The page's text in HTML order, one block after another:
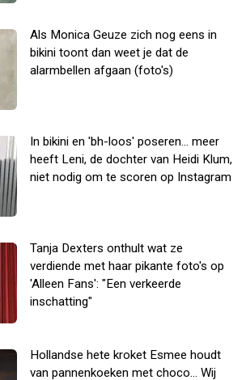
Als Monica Geuze zich nog eens in
bikini toont dan weet je dat de
alarmbellen afgaan (foto's)
In bikini en 'bh-loos' poseren... meer
heeft Leni, de dochter van Heidi Klum,
niet nodig om te scoren op Instagram
Tanja Dexters onthult wat ze
verdiende met haar pikante foto's op
'Alleen Fans': "Een verkeerde
inschatting"
Hollandse hete kroket Esmee houdt
van pannenkoeken met choco... Wij